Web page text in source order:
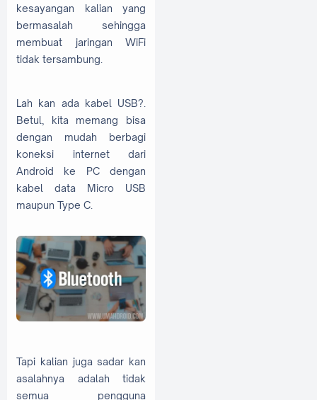
kesayangan kalian yang
bermasalah sehingga
membuat jaringan WiFi
tidak tersambung.
Lah kan ada kabel USB?.
Betul, kita memang bisa
dengan mudah berbagi
koneksi internet dari
Android ke PC dengan
kabel data Micro USB
maupun Type C.
Tapi kalian juga sadar kan
asalahnya adalah tidak
semua pengguna